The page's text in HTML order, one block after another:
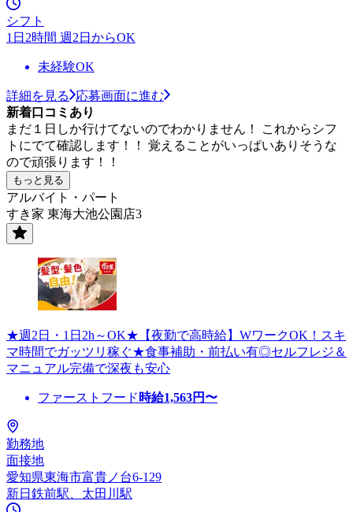
シフト
1日2時間 週2日からOK
未経験OK
詳細を見る
応募画面に進む
新着口コミあり
まだ１日しか行けてないのでわかりません！ これからシフ
トにでて確認します！！ 覚えることがいっぱいありそうな
ので頑張ります！！
もっと見る
アルバイト・パート
すき家 東海大池公園店3
★週2日・1日2h～OK★【夜勤で高時給】WワークOK！スキ
マ時間でガッツリ稼ぐ★食事補助・前払い有◎セルフレジ＆
マニュアル完備で深夜も安心
ファーストフード 時給1,563円〜
勤務地
面接地
愛知県東海市富貴ノ台6-129
新日鉄前駅、太田川駅